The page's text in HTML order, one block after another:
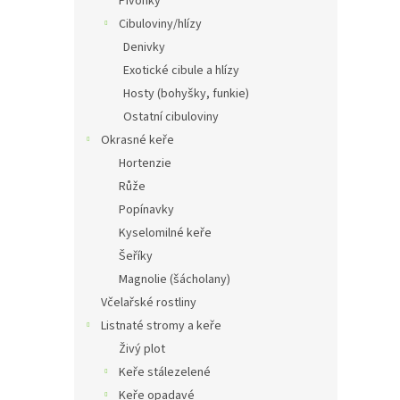
Cibuloviny/hlízy
Denivky
Exotické cibule a hlízy
Hosty (bohyšky, funkie)
Ostatní cibuloviny
Okrasné keře
Hortenzie
Růže
Popínavky
Kyselomilné keře
Šeříky
Magnolie (šácholany)
Včelařské rostliny
Listnaté stromy a keře
Živý plot
Keře stálezelené
Keře opadavé